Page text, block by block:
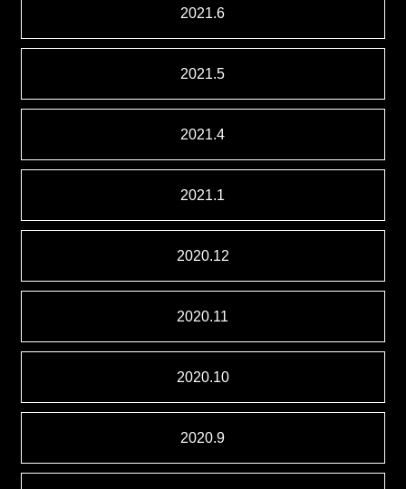
2021.6
2021.5
2021.4
2021.1
2020.12
2020.11
2020.10
2020.9